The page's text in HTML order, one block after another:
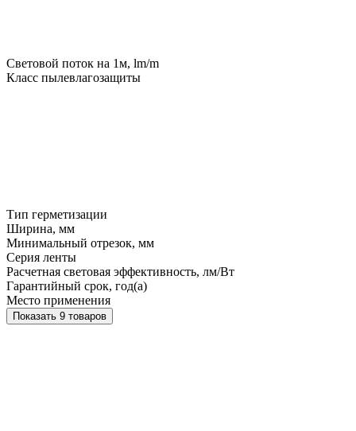
Световой поток на 1м, lm/m
Класс пылевлагозащиты
Тип герметизации
Ширина, мм
Минимальный отрезок, мм
Серия ленты
Расчетная световая эффективность, лм/Вт
Гарантийный срок, год(а)
Место применения
Показать 9 товаров